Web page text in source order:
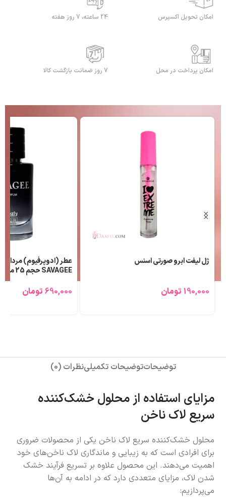
امکان تحویل اکسپرس 24 ساعته، 7 روز هفته
امکان پرداخت در محل 7 روز ضمانت بازگشت کالا
ژل لیفت ابرو صورتی اسنس
190,000 تومان
عطر (ادوپرفیوم) مردانه
SAVAGEE حجم 25 میلی لیتر
690,000 تومان
توضیحاتتوضیحات تکمیلینظرات (0)
مزایای استفاده از محلول خشک‌کننده
سریع لاک ناخن
محلول خشک‌کننده سریع لاک ناخن یکی از محصولات ضروری
برای افرادی است که به زیبایی و ماندگاری لاک ناخن‌های خود
اهمیت می‌دهند. این محصول علاوه بر تسریع فرآیند خشک
شدن لاک، مزایای متعددی دارد که در ادامه به آن‌ها
می‌پردازیم: